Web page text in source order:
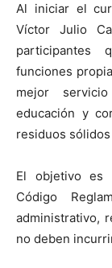
Al iniciar el
Víctor Julio
participantes
funciones
mejor
educación y
residuos
El objetivo es
Código
administrativo,
no deben